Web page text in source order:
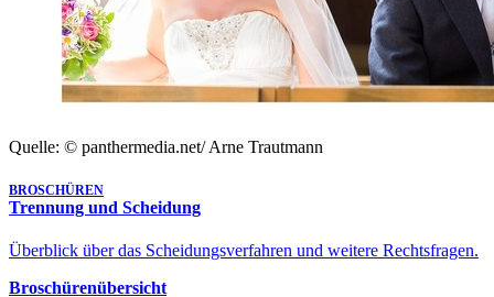
Quelle: © panthermedia.net/ Arne Trautmann
BROSCHÜREN
Trennung und Scheidung
Überblick über das Scheidungsverfahren und weitere Rechtsfragen.
Broschürenübersicht